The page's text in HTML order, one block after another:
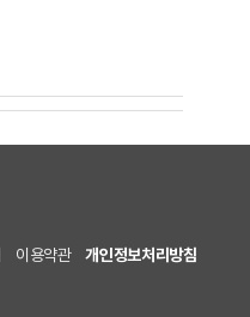
이용약관
개인정보처리방침